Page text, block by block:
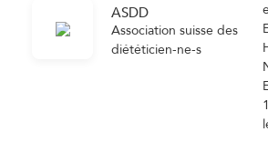
ASDD
Association suisse des
diététicien-ne-s